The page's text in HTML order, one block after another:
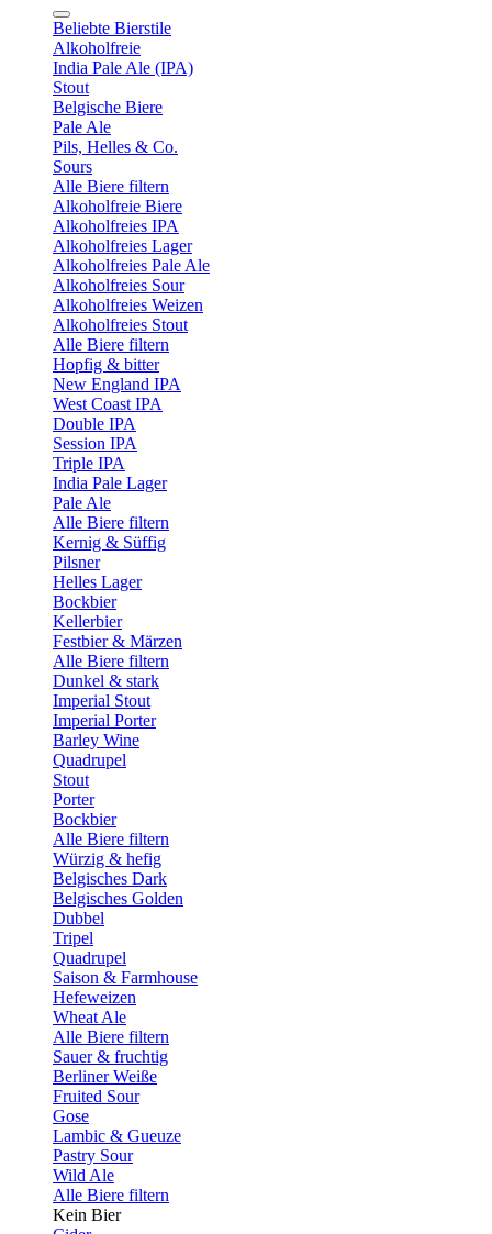
Beliebte Bierstile
Alkoholfreie
India Pale Ale (IPA)
Stout
Belgische Biere
Pale Ale
Pils, Helles & Co.
Sours
Alle Biere filtern
Alkoholfreie Biere
Alkoholfreies IPA
Alkoholfreies Lager
Alkoholfreies Pale Ale
Alkoholfreies Sour
Alkoholfreies Weizen
Alkoholfreies Stout
Alle Biere filtern
Hopfig & bitter
New England IPA
West Coast IPA
Double IPA
Session IPA
Triple IPA
India Pale Lager
Pale Ale
Alle Biere filtern
Kernig & Süffig
Pilsner
Helles Lager
Bockbier
Kellerbier
Festbier & Märzen
Alle Biere filtern
Dunkel & stark
Imperial Stout
Imperial Porter
Barley Wine
Quadrupel
Stout
Porter
Bockbier
Alle Biere filtern
Würzig & hefig
Belgisches Dark
Belgisches Golden
Dubbel
Tripel
Quadrupel
Saison & Farmhouse
Hefeweizen
Wheat Ale
Alle Biere filtern
Sauer & fruchtig
Berliner Weiße
Fruited Sour
Gose
Lambic & Gueuze
Pastry Sour
Wild Ale
Alle Biere filtern
Kein Bier